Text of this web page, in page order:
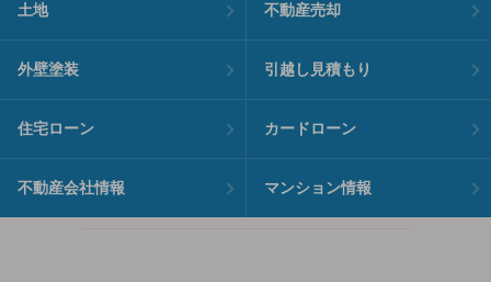
土地 不動産売却
外壁塗装 引越し見積もり
住宅ローン カードローン
不動産会社情報 マンション情報